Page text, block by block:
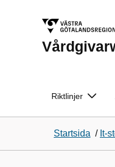
Riktlinjer
Startsida / It-